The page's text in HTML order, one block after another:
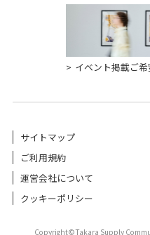
イベント掲載ご
サイトマップ
ご利用規約
運営会社について
クッキーポリシー
Copyright©Takara Supply